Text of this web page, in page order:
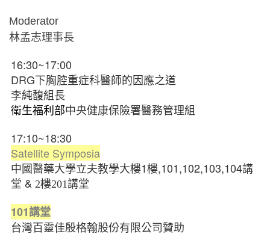
Moderator
林孟志理事長
16:30~17:00
DRG下胸腔重症科醫師的因應之道
李純馥組長
衛生福利部中央健康保險署醫務管理組
17:10~18:30
Satellite Symposia
中國醫藥大學立夫教學大樓1樓,101,102,103,104講
堂 & 2樓201講堂
101講堂
台灣百靈佳殷格翰股份有限公司贊助